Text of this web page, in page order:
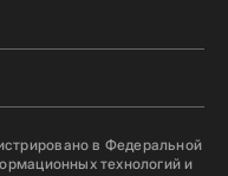
в Федеральной
технологий и